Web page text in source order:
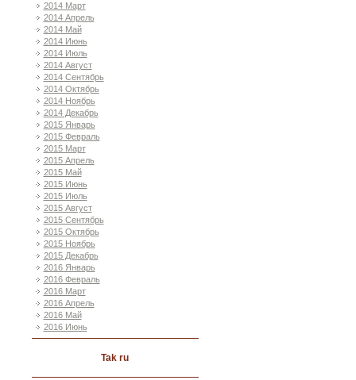
2014 Март
2014 Апрель
2014 Май
2014 Июнь
2014 Июль
2014 Август
2014 Сентябрь
2014 Октябрь
2014 Ноябрь
2014 Декабрь
2015 Январь
2015 Февраль
2015 Март
2015 Апрель
2015 Май
2015 Июнь
2015 Июль
2015 Август
2015 Сентябрь
2015 Октябрь
2015 Ноябрь
2015 Декабрь
2016 Январь
2016 Февраль
2016 Март
2016 Апрель
2016 Май
2016 Июнь
Tak ru